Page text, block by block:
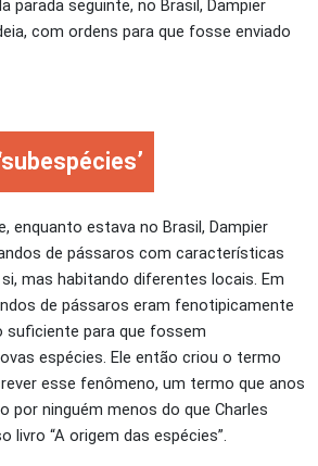
parada seguinte, no Brasil, Dampier
com ordens para que fosse enviado
enquanto estava no Brasil, Dampier
de pássaros com características
mas habitando diferentes locais. Em
de pássaros eram fenotipicamente
suficiente para que fossem
espécies. Ele então criou o termo
esse fenômeno, um termo que anos
por ninguém menos do que Charles
livro “A origem das espécies”.